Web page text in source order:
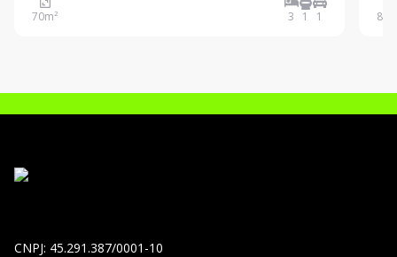
esquina . Próximo a escolas, supermercados,
restaurantes, junto a ponto de ónibus.
70m² 3 1 1 86
CNPJ: 45.291.387/0001-10